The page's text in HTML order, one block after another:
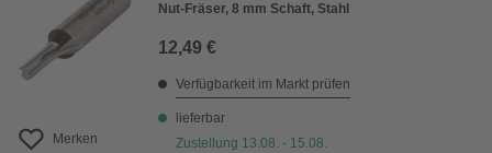
Merken
Nut-Fräser, 8 mm Schaft, Stahl
12,49 €
Verfügbarkeit im Markt prüfen
lieferbar
Zustellung 13.08. - 15.08.